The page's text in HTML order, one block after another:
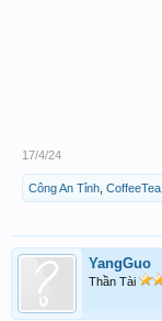
17/4/24
Công An Tỉnh CoffeeTea
YangGuo
Thần Tài